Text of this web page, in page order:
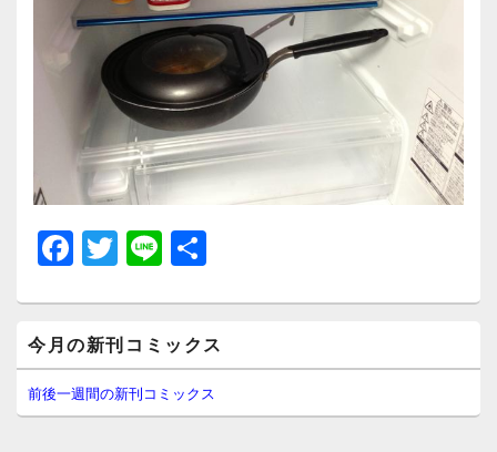
F
a
c
e
b
o
T
wi
tt
er
Li
n
e
イ
ン
サ
イ
今月の新刊コミックス
前後一週間の新刊コミックス